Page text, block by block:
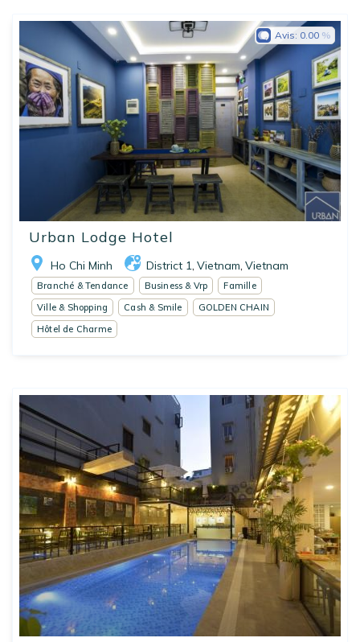
Urban Lodge Hotel
Ho Chi Minh District 1, Vietnam, Vietnam
Avis: 0.00
Branché & Tendance Business & Vrp
Famille
Ville & Shopping
Cash & Smile
GOLDEN CHAIN
Hôtel de Charme